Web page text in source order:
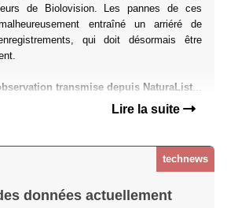
de Biolovision. Les pannes de ces
entraîné un arriéré de
qui doit désormais être
transmise depuis NaturaList...
Lire la suite
technews
données actuellement